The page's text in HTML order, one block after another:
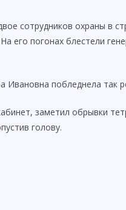
сотрудников охраны в
его погонах блестели
Ивановна побледнела так
заметил обрывки
голову.